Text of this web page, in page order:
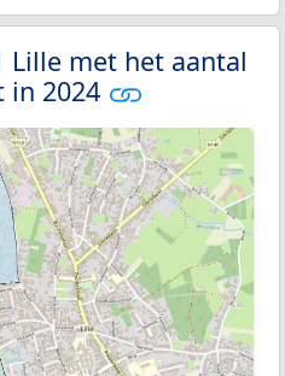
Lille met het aantal
in 2024